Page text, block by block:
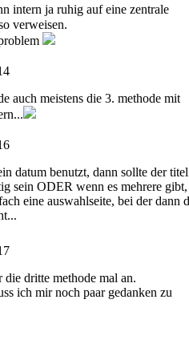
intern ja ruhig auf eine zentrale
verweisen.
auch meistens die 3. methode mit
datum benutzt, dann sollte der titel
sein ODER wenn es mehrere gibt,
eine auswahlseite, bei der dann
die dritte methode mal an.
ich mir noch paar gedanken zu